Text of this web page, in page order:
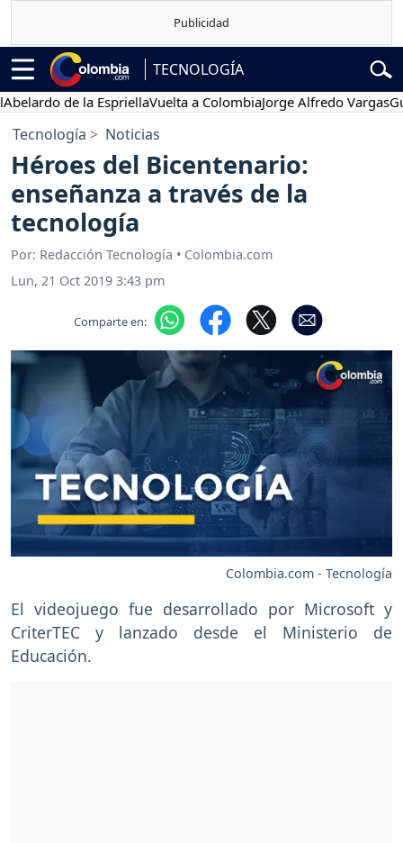
TECNOLOGÍA
de la EspriellaVuelta a ColombiaJorge Alfredo Vargas
Tecnología Noticias
Héroes del Bicentenario:
enseñanza a través de la
tecnología
Por: Redacción Tecnología • Colombia.com
Lun, 21 Oct 2019 3:43 pm
Comparte en:
Colombia.com - Tecnología
El videojuego fue desarrollado por Microsoft y
CriterTEC y lanzado desde el Ministerio de
Educación.